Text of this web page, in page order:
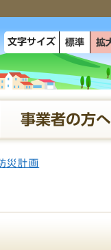
文字サイズ 標準 拡
事業者の方へ
災計画